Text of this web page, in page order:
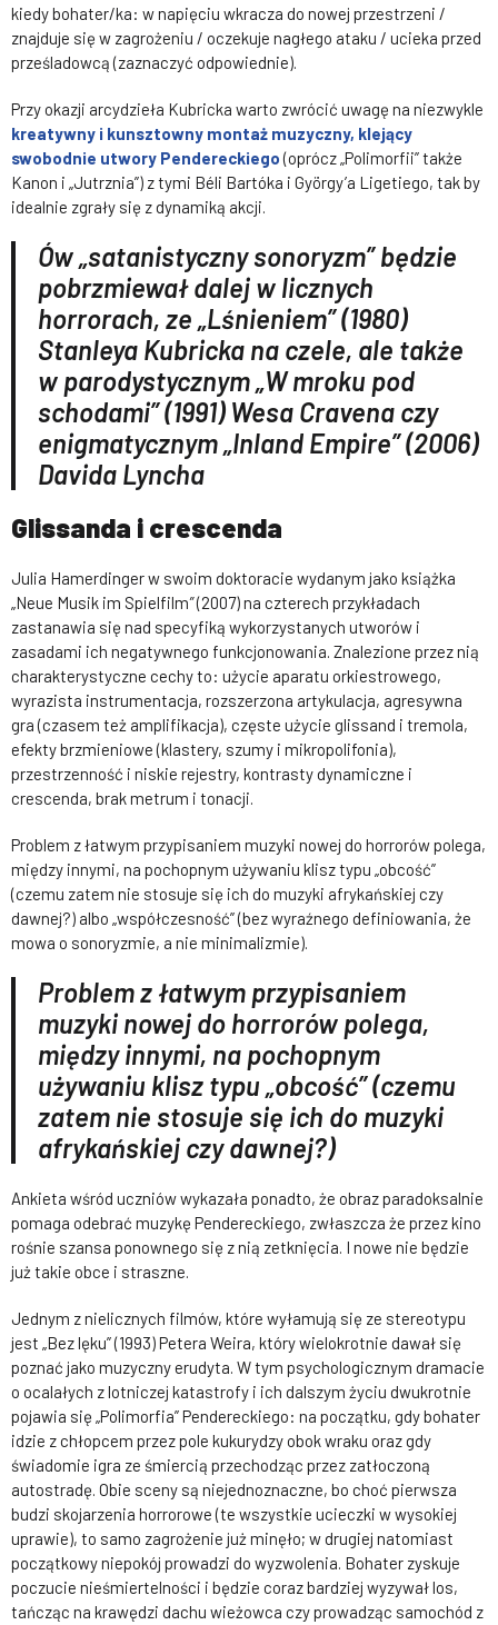
kiedy bohater/ka: w napięciu wkracza do nowej przestrzeni /
znajduje się w zagrożeniu / oczekuje nagłego ataku / ucieka przed
prześladowcą (zaznaczyć odpowiednie).
Przy okazji arcydzieła Kubricka warto zwrócić uwagę na niezwykle
kreatywny i kunsztowny montaż muzyczny, klejący
swobodnie utwory Pendereckiego(oprócz „Polimorfii” także
Kanon i „Jutrznia”) z tymi Béli Bartóka i György’a Ligetiego, tak by
idealnie zgrały się z dynamiką akcji.
Ów „satanistyczny sonoryzm” będzie
pobrzmiewał dalej w licznych
horrorach, ze „Lśnieniem” (1980)
Stanleya Kubricka na czele, ale także
w parodystycznym „W mroku pod
schodami” (1991) Wesa Cravena czy
enigmatycznym „Inland Empire” (2006)
Davida Lyncha
Glissanda i crescenda
Julia Hamerdinger w swoim doktoracie wydanym jako książka
„Neue Musik im Spielfilm”(2007) na czterech przykładach
zastanawia się nad specyfiką wykorzystanych utworów i
zasadami ich negatywnego funkcjonowania. Znalezione przez nią
charakterystyczne cechy to: użycie aparatu orkiestrowego,
wyrazista instrumentacja, rozszerzona artykulacja, agresywna
gra (czasem też amplifikacja), częste użycie glissand i tremola,
efekty brzmieniowe (klastery, szumy i mikropolifonia),
przestrzenność i niskie rejestry, kontrasty dynamiczne i
crescenda, brak metrum i tonacji.
Problem z łatwym przypisaniem muzyki nowej do horrorów polega,
między innymi, na pochopnym używaniu klisz typu „obcość”
(czemu zatem nie stosuje się ich do muzyki afrykańskiej czy
dawnej?) albo „współczesność” (bez wyraźnego definiowania, że
mowa o sonoryzmie, a nie minimalizmie).
Problem z łatwym przypisaniem
muzyki nowej do horrorów polega,
między innymi, na pochopnym
używaniu klisz typu „obcość” (czemu
zatem nie stosuje się ich do muzyki
afrykańskiej czy dawnej?)
Ankieta wśród uczniów wykazała ponadto, że obraz paradoksalnie
pomaga odebrać muzykę Pendereckiego, zwłaszcza że przez kino
rośnie szansa ponownego się z nią zetknięcia. I nowe nie będzie
już takie obce i straszne.
Jednym z nielicznych filmów, które wyłamują się ze stereotypu
jest „Bez lęku” (1993) Petera Weira, który wielokrotnie dawał się
poznać jako muzyczny erudyta. W tym psychologicznym dramacie
o ocalałych z lotniczej katastrofy i ich dalszym życiu dwukrotnie
pojawia się „Polimorfia” Pendereckiego: na początku, gdy bohater
idzie z chłopcem przez pole kukurydzy obok wraku oraz gdy
świadomie igra ze śmiercią przechodząc przez zatłoczoną
autostradę. Obie sceny są niejednoznaczne, bo choć pierwsza
budzi skojarzenia horrorowe (te wszystkie ucieczki w wysokiej
uprawie), to samo zagrożenie już minęło; w drugiej natomiast
początkowy niepokój prowadzi do wyzwolenia. Bohater zyskuje
poczucie nieśmiertelności i będzie coraz bardziej wyzywał los,
tańcząc na krawędzi dachu wieżowca czy prowadząc samochód z